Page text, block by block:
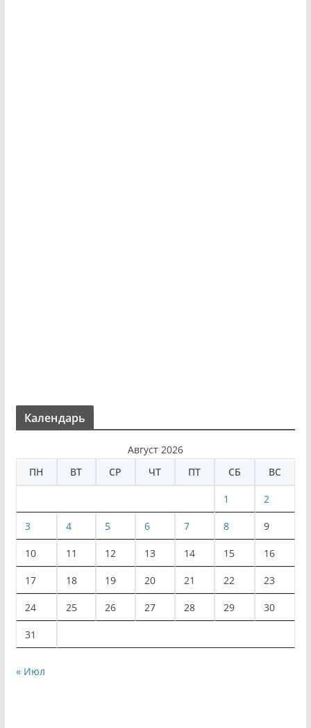
Календарь
Август 2026
ПН
ВТ СР ЧТ ПТ СБ ВС
1 2
3 4 5 6 7 8 9
10 11 12 13 14 15 16
17 18 19 20 21 22 23
24 25 26 27 28 29 30
31
« Июл